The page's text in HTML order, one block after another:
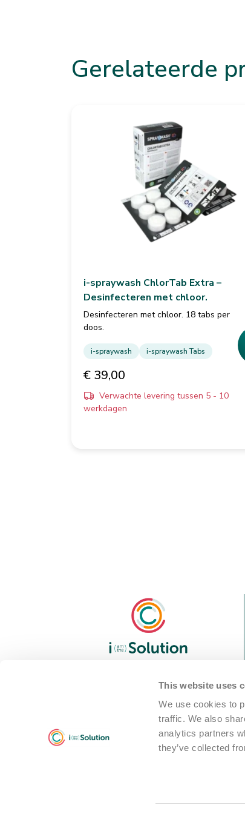
This website uses
We use cookies to
traffic. We also
analytics partners
they’ve collected
Gerelateerde
i-spraywash ChlorTab Extra –
Desinfecteren met chloor.
Desinfecteren met chloor. 18 tabs per
doos.
i-spraywash i-spraywash Tabs
€ 39,00
Verwachte levering tussen 5 - 10
werkdagen
We are i Solution; your
reliable Full-service partner
in the world of machine
cleaning solutions